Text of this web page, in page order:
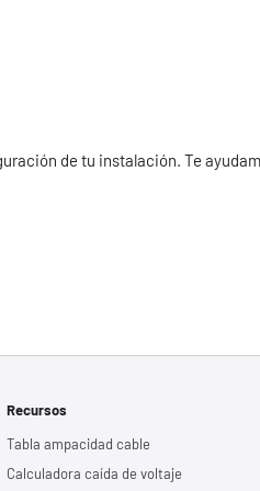
de tu instalación. Te
Recursos
Tabla ampacidad cable
Calculadora caída de voltaje